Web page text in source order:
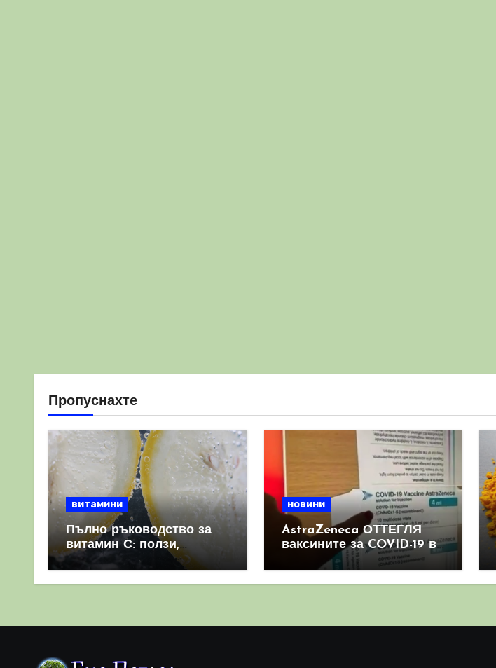
Пропуснахте
витамини
Пълно ръководство за
витамин С: ползи,
източници и защо е
важен за имунната
новини
AstraZeneca ОТТЕГЛЯ
ваксините за COVID-19 в
световен мащаб, след
като призна, че те